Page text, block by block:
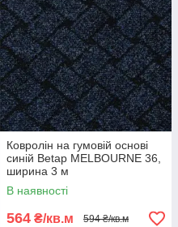
Ковролін на гумовій основі
синій Betap MELBOURNE 36,
ширина 3 м
В наявності
564 ₴/кв.м 594 ₴/кв.м